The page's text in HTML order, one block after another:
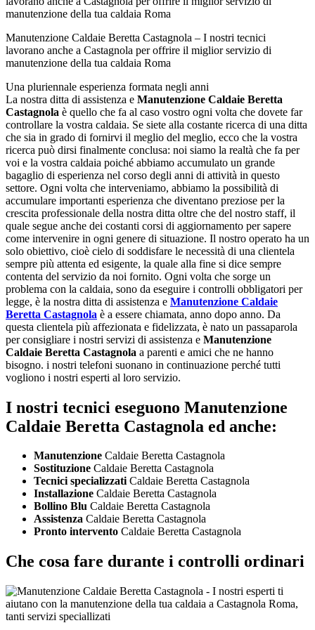
Manutenzione Caldaie Beretta Castagnola – I nostri tecnici
lavorano anche a Castagnola per offrire il miglior servizio di
manutenzione della tua caldaia Roma
Una pluriennale esperienza formata negli anni
La nostra ditta di assistenza e Manutenzione Caldaie Beretta
Castagnola è quello che fa al caso vostro ogni volta che dovete far
controllare la vostra caldaia. Se siete alla costante ricerca di una ditta
che sia in grado di fornirvi il meglio del meglio, ecco che la vostra
ricerca può dirsi finalmente conclusa: noi siamo la realtà che fa per
voi e la vostra caldaia poiché abbiamo accumulato un grande
bagaglio di esperienza nel corso degli anni di attività in questo
settore. Ogni volta che interveniamo, abbiamo la possibilità di
accumulare importanti esperienza che diventano preziose per la
crescita professionale della nostra ditta oltre che del nostro staff, il
quale segue anche dei costanti corsi di aggiornamento per sapere
come intervenire in ogni genere di situazione. Il nostro operato ha un
solo obiettivo, cioè cielo di soddisfare le necessità di una clientela
sempre più attenta ed esigente, la quale alla fine si dice sempre
contenta del servizio da noi fornito. Ogni volta che sorge un
problema con la caldaia, sono da eseguire i controlli obbligatori per
legge, è la nostra ditta di assistenza e Manutenzione Caldaie
Beretta Castagnola è a essere chiamata, anno dopo anno. Da
questa clientela più affezionata e fidelizzata, è nato un passaparola
per consigliare i nostri servizi di assistenza e Manutenzione
Caldaie Beretta Castagnola a parenti e amici che ne hanno
bisogno. i nostri telefoni suonano in continuazione perché tutti
vogliono i nostri esperti al loro servizio.
I nostri tecnici eseguono Manutenzione
Caldaie Beretta Castagnola ed anche:
Manutenzione Caldaie Beretta Castagnola
Sostituzione Caldaie Beretta Castagnola
Tecnici specializzatiCaldaie Beretta Castagnola
Installazione Caldaie Beretta Castagnola
Bollino Blu Caldaie Beretta Castagnola
Assistenza Caldaie Beretta Castagnola
Pronto intervento Caldaie Beretta Castagnola
Che cosa fare durante i controlli ordinari